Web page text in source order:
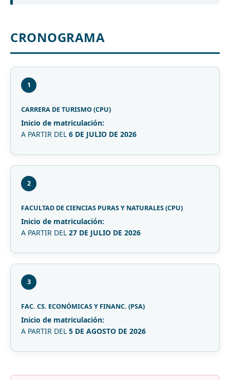
CRONOGRAMA
1
CARRERA DE TURISMO (CPU)
Inicio de matriculación:
A PARTIR DEL 6 DE JULIO DE 2026
2
FACULTAD DE CIENCIAS PURAS Y NATURALES (CPU)
Inicio de matriculación:
A PARTIR DEL 27 DE JULIO DE 2026
3
FAC. CS. ECONÓMICAS Y FINANC. (PSA)
Inicio de matriculación:
A PARTIR DEL 5 DE AGOSTO DE 2026